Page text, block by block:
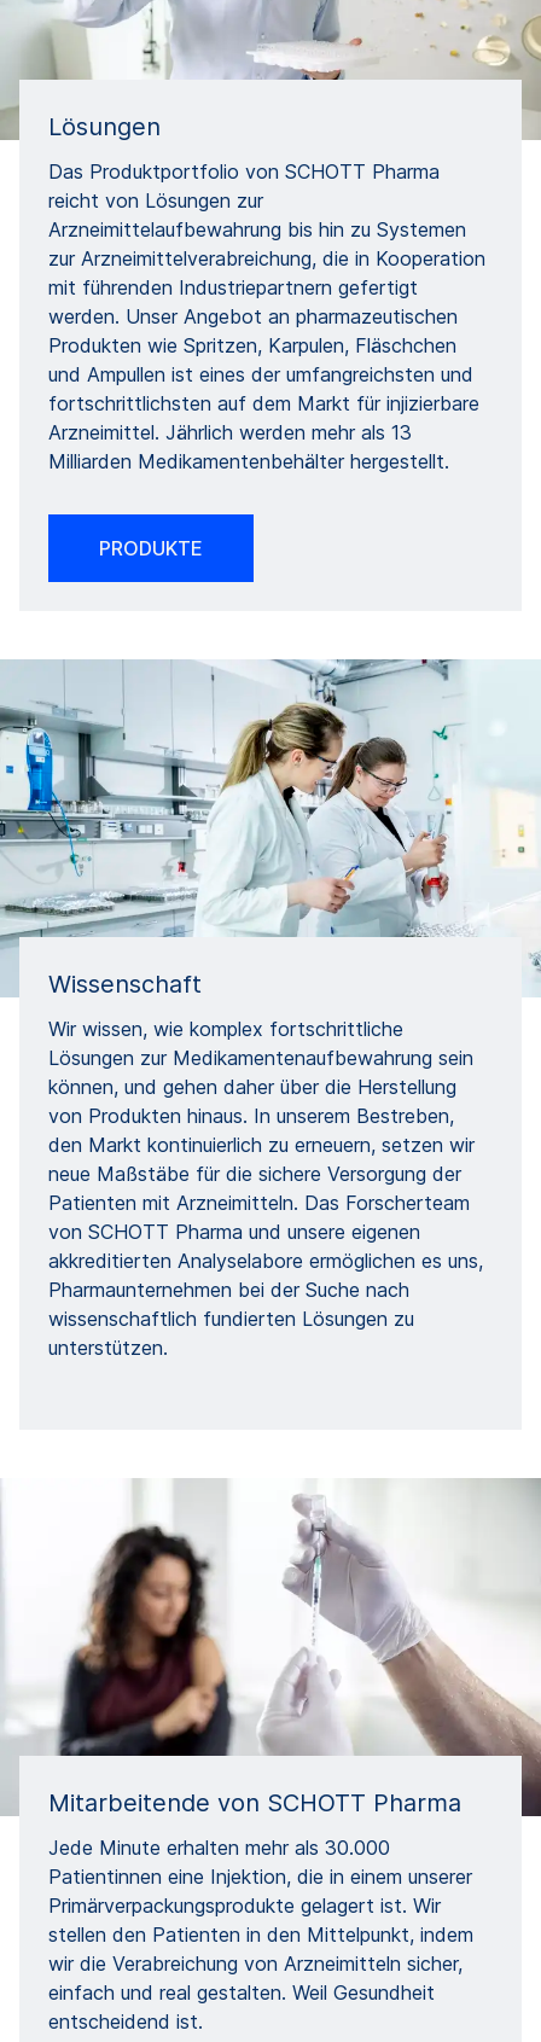
Lösungen
Das Produktportfolio von SCHOTT Pharma
reicht von Lösungen zur
Arzneimittelaufbewahrung bis hin zu Systemen
zur Arzneimittelverabreichung, die in Kooperation
mit führenden Industriepartnern gefertigt
werden. Unser Angebot an pharmazeutischen
Produkten wie Spritzen, Karpulen, Fläschchen
und Ampullen ist eines der umfangreichsten und
fortschrittlichsten auf dem Markt für injizierbare
Arzneimittel. Jährlich werden mehr als 13
Milliarden Medikamentenbehälter hergestellt.
PRODUKTE
Wissenschaft
Wir wissen, wie komplex fortschrittliche
Lösungen zur Medikamentenaufbewahrung sein
können, und gehen daher über die Herstellung
von Produkten hinaus. In unserem Bestreben,
den Markt kontinuierlich zu erneuern, setzen wir
neue Maßstäbe für die sichere Versorgung der
Patienten mit Arzneimitteln. Das Forscherteam
von SCHOTT Pharma und unsere eigenen
akkreditierten Analyselabore ermöglichen es uns,
Pharmaunternehmen bei der Suche nach
wissenschaftlich fundierten Lösungen zu
unterstützen.
Mitarbeitende von SCHOTT Pharma
Jede Minute erhalten mehr als 30.000
Patientinnen eine Injektion, die in einem unserer
Primärverpackungsprodukte gelagert ist. Wir
stellen den Patienten in den Mittelpunkt, indem
wir die Verabreichung von Arzneimitteln sicher,
einfach und real gestalten. Weil Gesundheit
entscheidend ist.